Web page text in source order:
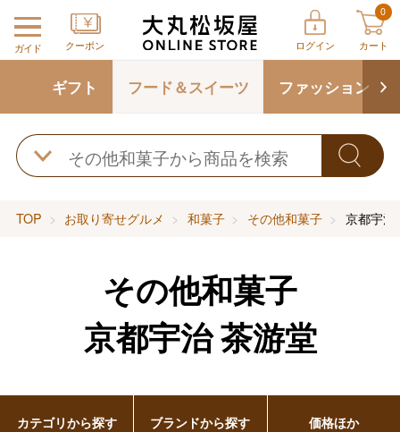
ガイド クーポン ログイン
0
カート
ギフト フード＆スイーツ ファッション
TOP お取り寄せグルメ 和菓子 その他和菓子 京都宇治
その他和菓子
京都宇治 茶游堂
カテゴリから探す ブランドから探す 価格ほか